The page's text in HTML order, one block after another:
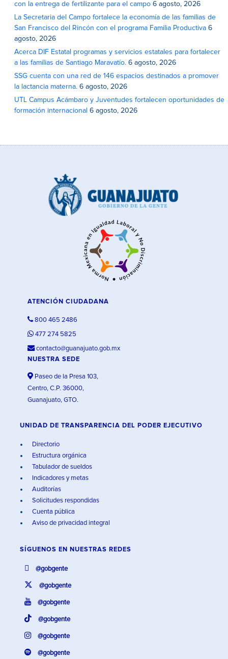
con la entrega de fertilizante para el campo 6 agosto, 2026
La Secretaria del Campo fortalece la economía de las familias de
San Francisco del Rincón con el programa Familia Productiva 6
agosto, 2026
Acerca DIF Estatal programas y servicios estatales para fortalecer
a las familias de Santiago Maravatío. 6 agosto, 2026
SSG cuenta con una red de 146 espacios destinados a promover
la lactancia materna. 6 agosto, 2026
UTL Campus Acámbaro y Juventudes fortalecen oportunidades de
formación internacional 6 agosto, 2026
ATENCIÓN CIUDADANA
800 465 2486
477 274 5825
contacto@guanajuato.gob.mx
NUESTRA SEDE
Paseo de la Presa 103,
Centro, C.P. 36000,
Guanajuato, GTO.
UNIDAD DE TRANSPARENCIA DEL PODER EJECUTIVO
Directorio
Estructura orgánica
Tabulador de sueldos
Indicadores y metas
Auditorías
Solicitudes respondidas
Cuenta pública
Aviso de privacidad integral
SÍGUENOS EN NUESTRAS REDES
@gobgente
@gobgente
@gobgente
@gobgente
@gobgente
@gobgente